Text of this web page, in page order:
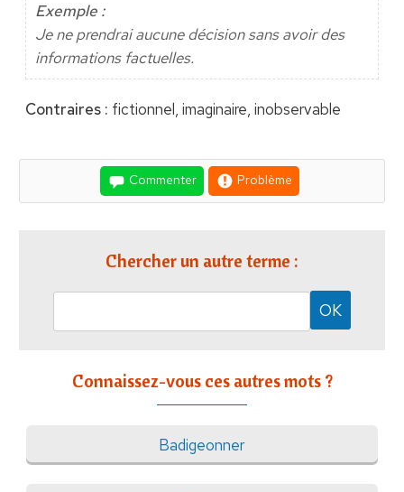
Exemple :
Je ne prendrai aucune décision sans avoir des
informations factuelles.
Contraires : fictionnel, imaginaire, inobservable
Commenter Problème
Chercher un autre terme :
Connaissez-vous ces autres mots ?
Badigeonner